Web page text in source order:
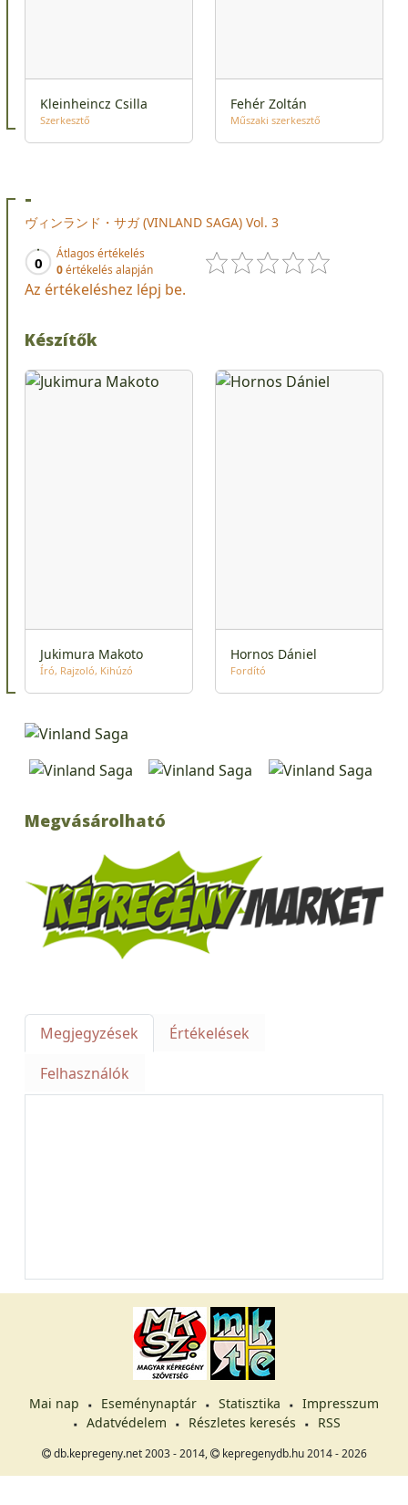
Kleinheincz Csilla
Szerkesztő
Fehér Zoltán
Műszaki szerkesztő
-
ヴィンランド・サガ (VINLAND SAGA) Vol. 3
0
Átlagos értékelés
0értékelés alapján
Az értékeléshez lépj be.
Készítők
Jukimura Makoto
Író Rajzoló Kihúzó
Hornos Dániel
Fordító
Megvásárolható
Megjegyzések
Értékelések
Felhasználók
Mai nap Eseménynaptár Statisztika
Impresszum
Adatvédelem
Részletes keresés RSS
db.kepregeny.net 2003 - 2014, kepregenydb.hu 2014 - 2026